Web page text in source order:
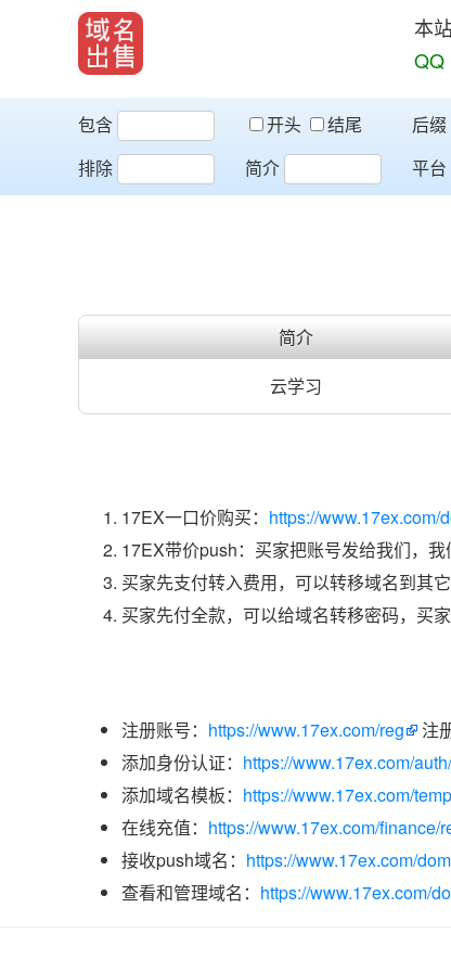
本
QQ
包含 开头
结尾
排除
简介
后缀
平台
简介
云学习
17EX一口价购买： https://www.17ex.com/
17EX带价push：买家把账号发给我们，
买家先支付转入费用，可以转移域名到其
买家先付全款，可以给域名转移密码，买
注册账号： https://www.17ex.com/reg
注
添加身份认证： https://www.17ex.com/
添加域名模板： https://www.17ex.com/
在线充值： https://www.17ex.com/finance/
接收push域名： https://www.17ex.com/
查看和管理域名： https://www.17ex.com/